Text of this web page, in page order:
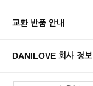
교환 반품 안내
DANILOVE 회사 정보